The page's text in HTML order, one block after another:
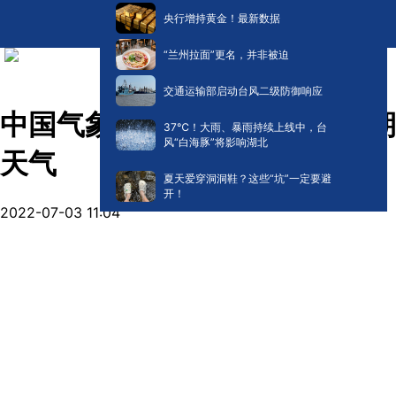
央行增持黄金！最新数据
“兰州拉面”更名，并非被迫
交通运输部启动台风二级防御响应
​37℃！大雨、暴雨持续上线中，台
风“白海豚”将影响湖北
夏天爱穿洞洞鞋？这些“坑”一定要避
开！
中国气象局副局长余勇解读汛期
天气
2022-07-03 11:04